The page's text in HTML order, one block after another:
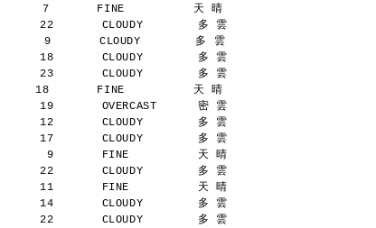
7       FINE          天 晴
22       CLOUDY        多 雲
9       CLOUDY        多 雲
18       CLOUDY        多 雲
23       CLOUDY        多 雲
18       FINE          天 晴
19       OVERCAST      密 雲
12       CLOUDY        多 雲
17       CLOUDY        多 雲
9       FINE          天 晴
22       CLOUDY        多 雲
11       FINE          天 晴
14       CLOUDY        多 雲
22       CLOUDY        多 雲